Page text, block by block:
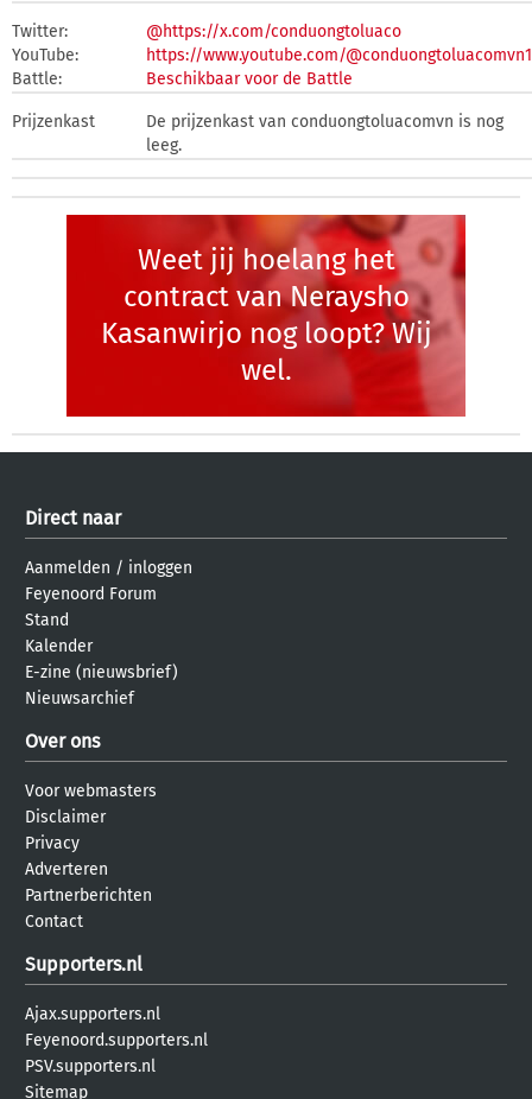
Twitter:
@https://x.com/conduongtoluaco
YouTube:
https://www.youtube.com/@conduongtoluacomvn1
Battle:
Beschikbaar voor de Battle
Prijzenkast
De prijzenkast van conduongtoluacomvn is nog
leeg.
Weet jij hoelang het
contract van Neraysho
Kasanwirjo nog loopt? Wij
wel.
Direct naar
Aanmelden / inloggen
Feyenoord Forum
Stand
Kalender
E-zine (nieuwsbrief)
Nieuwsarchief
Over ons
Voor webmasters
Disclaimer
Privacy
Adverteren
Partnerberichten
Contact
Supporters.nl
Ajax.supporters.nl
Feyenoord.supporters.nl
PSV.supporters.nl
Sitemap